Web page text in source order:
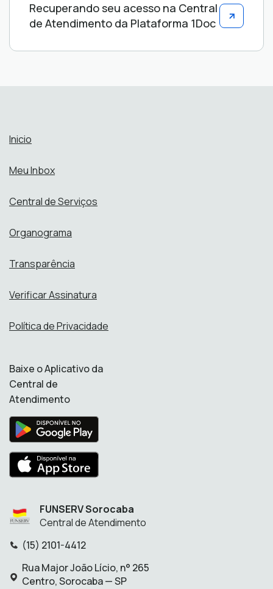
Recuperando seu acesso na Central
de Atendimento da Plataforma 1Doc
Inicio
Meu Inbox
Central de Serviços
Organograma
Transparência
Verificar Assinatura
Política de Privacidade
Baixe o Aplicativo da
Central de
Atendimento
FUNSERV Sorocaba
Central de Atendimento
(15) 2101-4412
Endereço:
Rua Major João Lício, n° 265
Centro, Sorocaba — SP